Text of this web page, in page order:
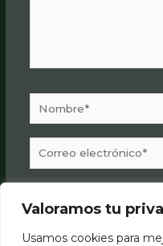
Valoramos tu
Usamos cookies para
Nombre*
electrónico*
Guarda mi nombre,